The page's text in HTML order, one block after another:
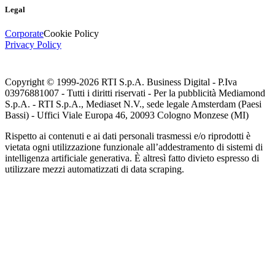
Legal
CorporateCookie Policy
Privacy Policy
Copyright © 1999-2026 RTI S.p.A. Business Digital - P.Iva
03976881007 - Tutti i diritti riservati - Per la pubblicità Mediamond
S.p.A. - RTI S.p.A., Mediaset N.V., sede legale Amsterdam (Paesi
Bassi) - Uffici Viale Europa 46, 20093 Cologno Monzese (MI)
Rispetto ai contenuti e ai dati personali trasmessi e/o riprodotti è
vietata ogni utilizzazione funzionale all’addestramento di sistemi di
intelligenza artificiale generativa. È altresì fatto divieto espresso di
utilizzare mezzi automatizzati di data scraping.